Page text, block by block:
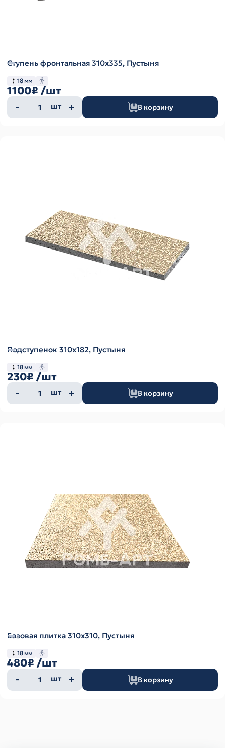
Ступень фронтальная 310х335, Пустыня
18 мм
1100₽ /шт
Количество
товара
шт В корзину
Подступенок 310х182, Пустыня
18 мм
230₽ /шт
Количество
товара
шт В корзину
Базовая плитка 310х310, Пустыня
18 мм
480₽ /шт
Количество
товара
шт В корзину